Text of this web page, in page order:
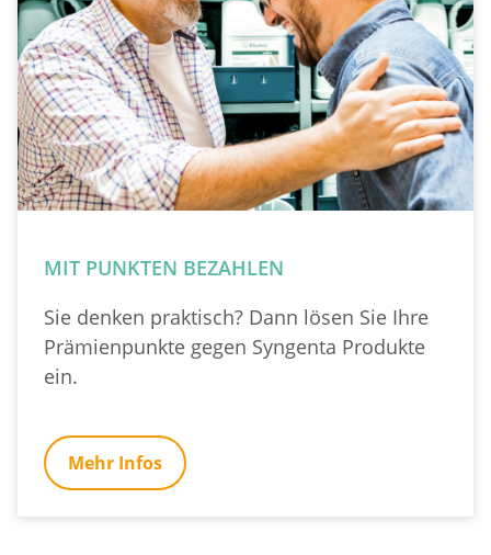
MIT PUNKTEN BEZAHLEN
Sie denken praktisch? Dann lösen Sie Ihre
Prämienpunkte gegen Syngenta Produkte
ein.
Mehr Infos